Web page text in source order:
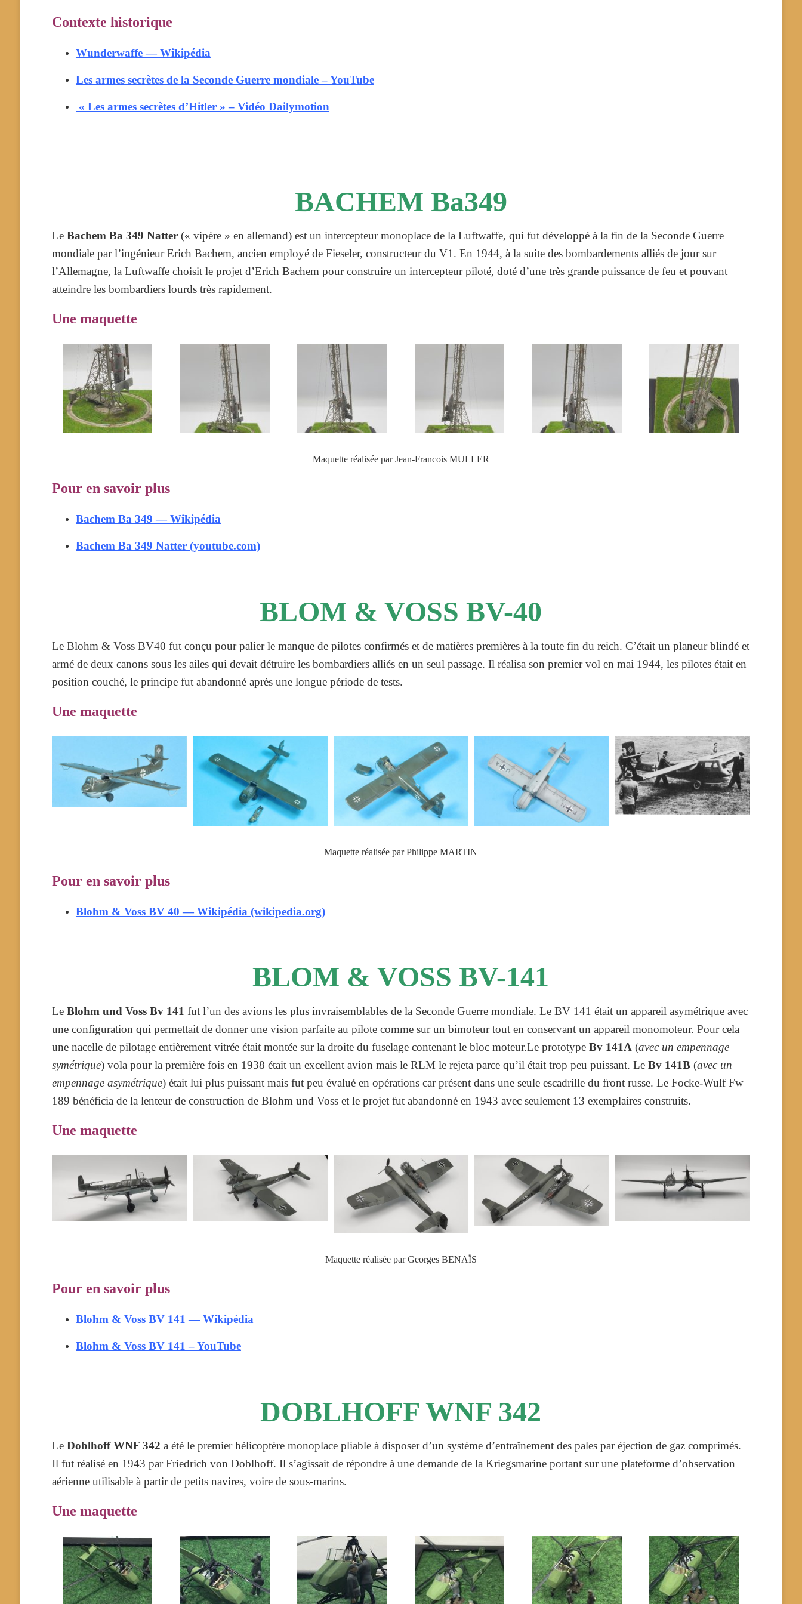
Contexte historique
Wunderwaffe — Wikipédia
Les armes secrètes de la Seconde Guerre mondiale – YouTube
« Les armes secrètes d’Hitler » – Vidéo Dailymotion
BACHEM Ba349
Le Bachem Ba 349 Natter(« vipère » en allemand) est un intercepteur monoplace de la Luftwaffe, qui fut développé à la fin de la Seconde Guerre
mondiale par l’ingénieur Erich Bachem, ancien employé de Fieseler, constructeur du V1. En 1944, à la suite des bombardements alliés de jour sur
l’Allemagne, la Luftwaffe choisit le projet d’Erich Bachem pour construire un intercepteur piloté, doté d’une très grande puissance de feu et pouvant
atteindre les bombardiers lourds très rapidement.
Une maquette
Maquette réalisée par Jean-Francois MULLER
Pour en savoir plus
Bachem Ba 349 — Wikipédia
Bachem Ba 349 Natter (youtube.com)
BLOM & VOSS BV-40
Le Blohm & Voss BV40 fut conçu pour palier le manque de pilotes confirmés et de matières premières à la toute fin du reich. C’était un planeur blindé et
armé de deux canons sous les ailes qui devait détruire les bombardiers alliés en un seul passage. Il réalisa son premier vol en mai 1944, les pilotes était en
position couché, le principe fut abandonné après une longue période de tests.
Une maquette
Maquette réalisée par Philippe MARTIN
Pour en savoir plus
Blohm & Voss BV 40 — Wikipédia (wikipedia.org)
BLOM & VOSS BV-141
Le Blohm und Voss Bv 141 fut l’un des avions les plus invraisemblables de la Seconde Guerre mondiale. Le BV 141 était un appareil asymétrique avec
une configuration qui permettait de donner une vision parfaite au pilote comme sur un bimoteur tout en conservant un appareil monomoteur. Pour cela
une nacelle de pilotage entièrement vitrée était montée sur la droite du fuselage contenant le bloc moteur.Le prototype Bv 141A (avec un empennage
symétrique) vola pour la première fois en 1938 était un excellent avion mais le RLM le rejeta parce qu’il était trop peu puissant. Le Bv 141B (avec un
empennage asymétrique) était lui plus puissant mais fut peu évalué en opérations car présent dans une seule escadrille du front russe. Le Focke-Wulf Fw
189 bénéficia de la lenteur de construction de Blohm und Voss et le projet fut abandonné en 1943 avec seulement 13 exemplaires construits.
Une maquette
Maquette réalisée par Georges BENAÏS
Pour en savoir plus
Blohm & Voss BV 141 — Wikipédia
Blohm & Voss BV 141 – YouTube
DOBLHOFF WNF 342
Le Doblhoff WNF 342 a été le premier hélicoptère monoplace pliable à disposer d’un système d’entraînement des pales par éjection de gaz comprimés.
Il fut réalisé en 1943 par Friedrich von Doblhoff. Il s’agissait de répondre à une demande de la Kriegsmarine portant sur une plateforme d’observation
aérienne utilisable à partir de petits navires, voire de sous-marins.
Une maquette